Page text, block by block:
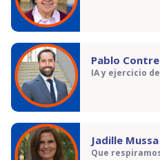
Pablo
IA y ejercicio
Jadille Mussa
Que